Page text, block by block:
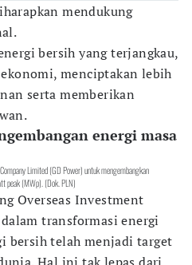
mendukung
bersih yang terjangkau,
menciptakan lebih
serta memberikan
energi masa
Limited (GD Power) untuk mengembangkan
peak (MWp). (Dok. PLN)
Overseas Investment
transformasi energi
bersih telah menjadi target